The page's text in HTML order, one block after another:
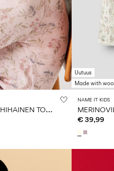
M
ERINOVILLAINEN PITKÄHIHAINEN TOPPI
Uutuus
Made with wool
NAME IT KIDS
€ 39,99